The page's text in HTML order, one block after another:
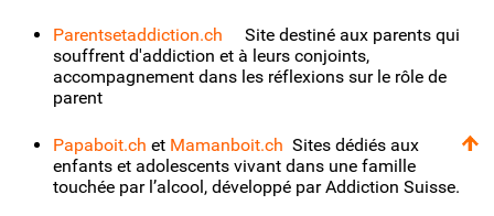
Parentsetaddiction.ch Site destiné aux parents qui
souffrent d'addiction et à leurs conjoints,
accompagnement dans les réflexions sur le rôle de
parent
Papaboit.ch et Mamanboit.ch Sites dédiés aux
enfants et adolescents vivant dans une famille
touchée par l’alcool, développé par Addiction Suisse.